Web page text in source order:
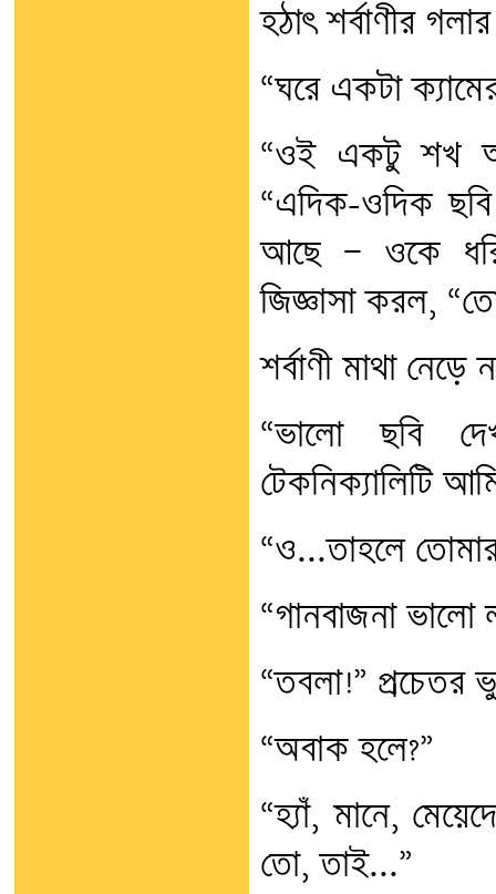
হঠাৎ শর্বাণীর
“ঘরে একটা
“ওই একটু শখ
“এদিক-ওদিক
আছে — ওকে
জিজ্ঞাসা করল,
শর্বাণী মাথা নেড়ে
“ভালো ছবি
টেকনিক্যালিটি
“ও...তাহলে
“গানবাজনা ভালো
“তবলা!” প্রচেতর
“অবাক হলে?”
“হ্যাঁ, মানে,
তো, তাই...”